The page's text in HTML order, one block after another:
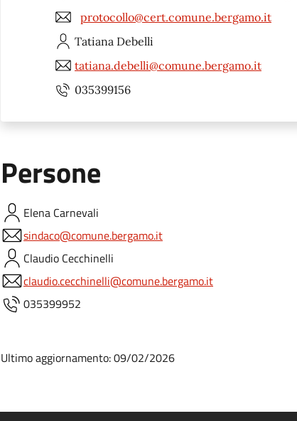
protocollo@cert.comune.bergamo.it
Tatiana Debelli
tatiana.debelli@comune.bergamo.it
035399156
Persone
Elena Carnevali
sindaco@comune.bergamo.it
Claudio Cecchinelli
claudio.cecchinelli@comune.bergamo.it
035399952
Ultimo aggiornamento: 09/02/2026